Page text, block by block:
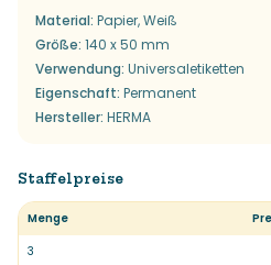
Material: Papier, Weiß
Größe: 140 x 50 mm
Verwendung: Universaletiketten
Eigenschaft: Permanent
Hersteller: HERMA
Staffelpreise
Menge
3